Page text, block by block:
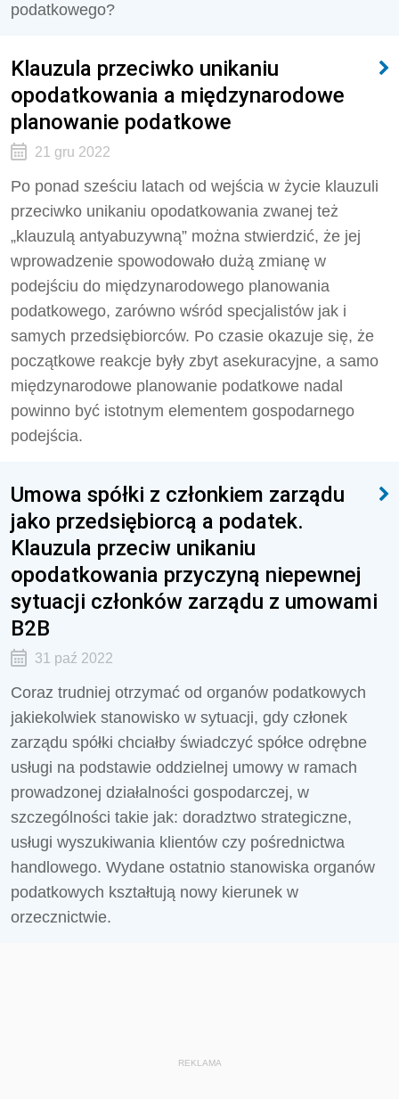
podatkowego?
Klauzula przeciwko unikaniu
opodatkowania a międzynarodowe
planowanie podatkowe
21 gru 2022
Po ponad sześciu latach od wejścia w życie klauzuli
przeciwko unikaniu opodatkowania zwanej też
„klauzulą antyabuzywną” można stwierdzić, że jej
wprowadzenie spowodowało dużą zmianę w
podejściu do międzynarodowego planowania
podatkowego, zarówno wśród specjalistów jak i
samych przedsiębiorców. Po czasie okazuje się, że
początkowe reakcje były zbyt asekuracyjne, a samo
międzynarodowe planowanie podatkowe nadal
powinno być istotnym elementem gospodarnego
podejścia.
Umowa spółki z członkiem zarządu
jako przedsiębiorcą a podatek.
Klauzula przeciw unikaniu
opodatkowania przyczyną niepewnej
sytuacji członków zarządu z umowami
B2B
31 paź 2022
Coraz trudniej otrzymać od organów podatkowych
jakiekolwiek stanowisko w sytuacji, gdy członek
zarządu spółki chciałby świadczyć spółce odrębne
usługi na podstawie oddzielnej umowy w ramach
prowadzonej działalności gospodarczej, w
szczególności takie jak: doradztwo strategiczne,
usługi wyszukiwania klientów czy pośrednictwa
handlowego. Wydane ostatnio stanowiska organów
podatkowych kształtują nowy kierunek w
orzecznictwie.
REKLAMA